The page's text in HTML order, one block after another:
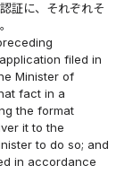
証に、それぞれそ
filed in
Minister of
fact in a
the format
it to the
to do so; and
in accordance